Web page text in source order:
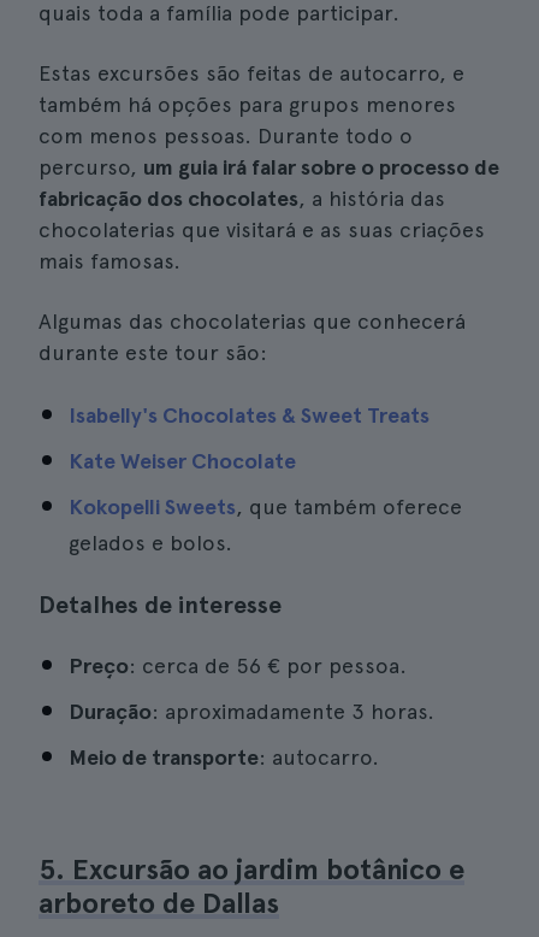
quais toda a família pode participar.
Estas excursões são feitas de autocarro, e
também há opções para grupos menores
com menos pessoas. Durante todo o
percurso, um guia irá falar sobre o processo de
fabricação dos chocolates, a história das
chocolaterias que visitará e as suas criações
mais famosas.
Algumas das chocolaterias que conhecerá
durante este tour são:
Isabelly's Chocolates & Sweet Treats
Kate Weiser Chocolate
Kokopelli Sweets, que também oferece
gelados e bolos.
Detalhes de interesse
Preço: cerca de 56 € por pessoa.
Duração: aproximadamente 3 horas.
Meio de transporte: autocarro.
5. Excursão ao jardim botânico e
arboreto de Dallas